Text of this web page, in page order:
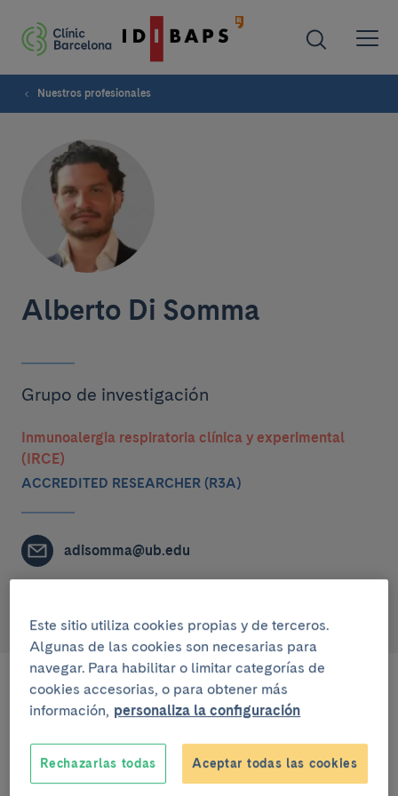
Nuestros profesionales
Alberto Di Somma
Grupo de investigación
Inmunoalergia respiratoria clínica y experimental
(IRCE)
ACCREDITED RESEARCHER (R3A)
adisomma@ub.edu
Publicaciones destacadas
Endoscopic endonasal and transorbital
Este sitio utiliza cookies propias y de terceros.
Algunas de las cookies son necesarias para
navegar. Para habilitar o limitar categorías de
cookies accesorias, o para obtener más
información, personaliza la configuración
Rechazarlas todas Aceptar todas las cookies